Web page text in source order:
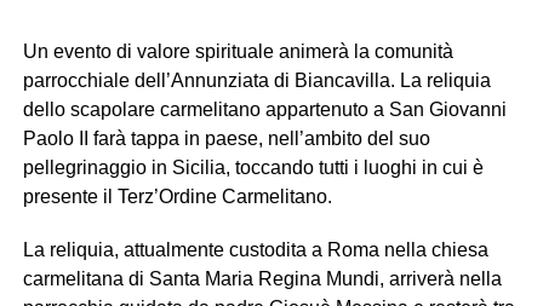
San Placido tra devozione e
leggenda
Secondo una leggenda tramandata nei secoli, infatti, il
avrebbe mai dovuto fermarsi a Biancavilla. La sua
destinazione era Adrano. Dopo avere lasciato l’abbazia di
Un evento di valore spirituale animerà la comunità
parrocchiale dell’Annunziata di Biancavilla. La reliquia
dello scapolare carmelitano appartenuto a San Giovanni
Paolo II farà tappa in paese, nell’ambito del suo
pellegrinaggio in Sicilia, toccando tutti i luoghi in cui è
presente il Terz’Ordine Carmelitano.
La reliquia, attualmente custodita a Roma nella chiesa
carmelitana di Santa Maria Regina Mundi, arriverà nella